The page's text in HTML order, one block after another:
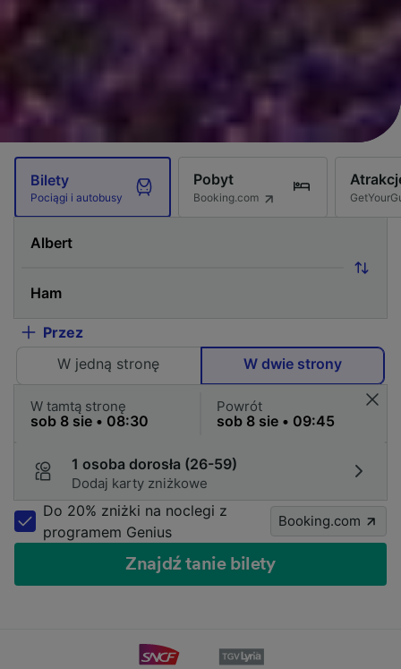
Bilety
Pociągi i autobusy
Pobyt
Booking.com
Przez
W jedną stronę
W dwie strony
W tamtą stronę Powrót
1 osoba dorosła (26-59)
Dodaj karty zniżkowe
Do 20% zniżki na noclegi z
programem Genius
Booking.com
Znajdź tanie bilety